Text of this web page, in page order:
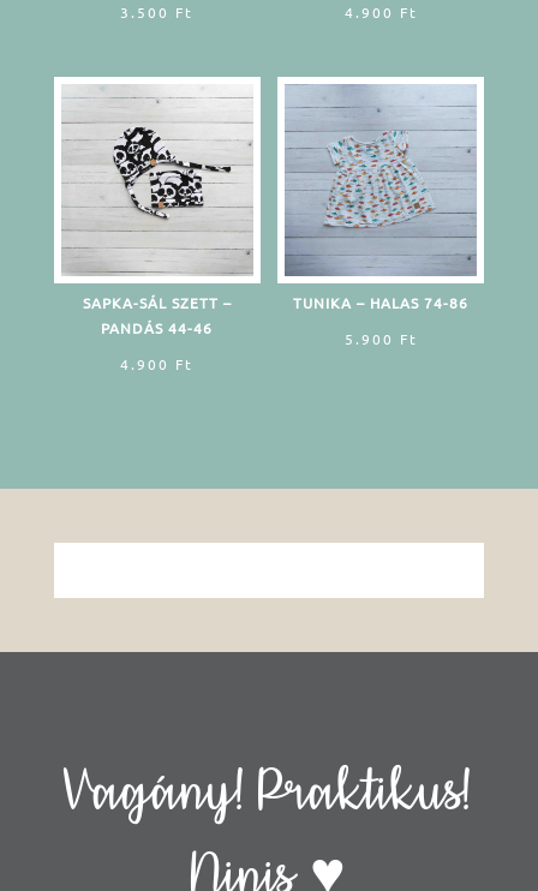
3.500 Ft
4.900 Ft
SAPKA-SÁL SZETT –
PANDÁS 44-46
4.900 Ft
TUNIKA – HALAS 74-86
5.900 Ft
Vagány! Praktikus!
Ninis ♥